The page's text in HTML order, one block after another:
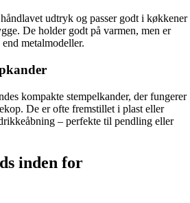
udtryk og passer godt i køkkener
De holder godt på varmen, men er
metalmodeller.
kompakte stempelkander, der fungerer
De er ofte fremstillet i plast eller
– perfekte til pendling eller
inden for